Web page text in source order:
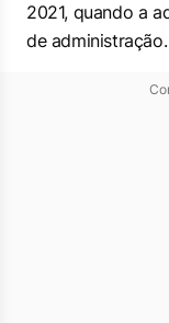
2021, quando a
de administração.